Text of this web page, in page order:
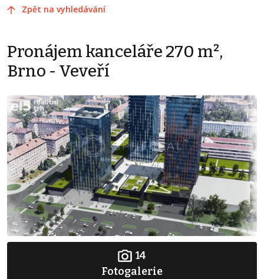
Zpět na vyhledávání
Pronájem kanceláře 270 m²,
Brno - Veveří
14
Fotogalerie